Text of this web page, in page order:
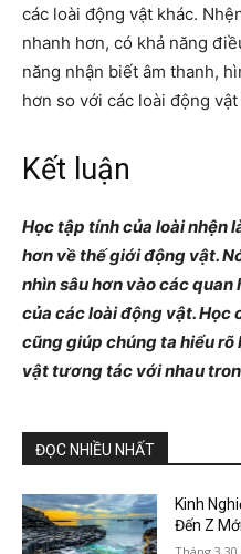
các loài động vật khác.
nhanh hơn, có khả năng
năng nhận biết âm thanh,
hơn so với các loài động vật
Kết luận
Học tập tính của loài nhện
hơn về thế giới động vật.
nhìn sâu hơn vào các quan
của các loài động vật. Học
cũng giúp chúng ta hiểu
vật tương tác với nhau
ĐỌC NHIỀU NHẤT
Kinh
Đến Z